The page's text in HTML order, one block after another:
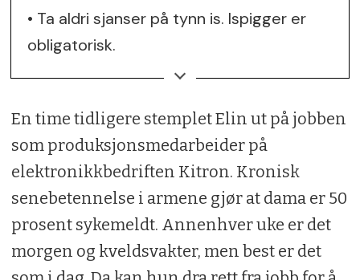
• Ta aldri sjanser på tynn is. Ispigger er
obligatorisk.
• Bruk brodder
• Kle deg godt i flere lag ull. Vind- og
vanntette klær ytterst
• Bruk gjerne varmeposer i lommer og
sko.
En time tidligere stemplet Elin ut på jobben
som produksjonsmedarbeider på
elektronikkbedriften Kitron. Kronisk
senebetennelse i armene gjør at dama er 50
prosent sykemeldt. Annenhver uke er det
morgen og kveldsvakter, men best er det